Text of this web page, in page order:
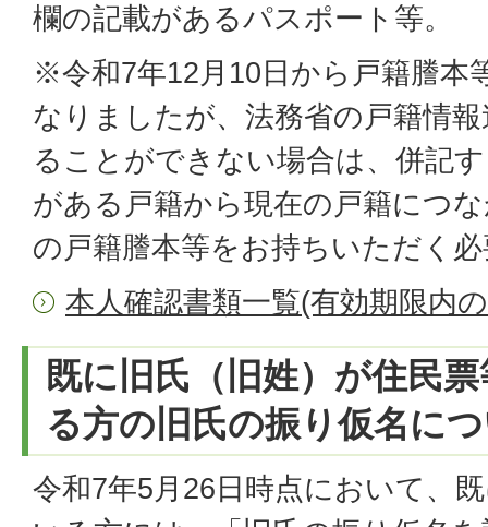
欄の記載があるパスポート等。
※令和7年12月10日から戸籍謄本
なりましたが、法務省の戸籍情
ることができない場合は、併記
がある戸籍から現在の戸籍につ
の戸籍謄本等をお持ちいただく
本人確認書類一覧(有効期限内
既に旧氏（旧姓）が住民
る方の旧氏の振り仮名に
令和7年5月26日時点において、